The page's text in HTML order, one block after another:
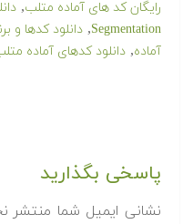
رایگان کد های آماده متلب,
Segmentation
, دانلود کدها و
آماده, دانلود کدهای آماده
پاسخی بگذارید
نشانی ایمیل شما منتشر